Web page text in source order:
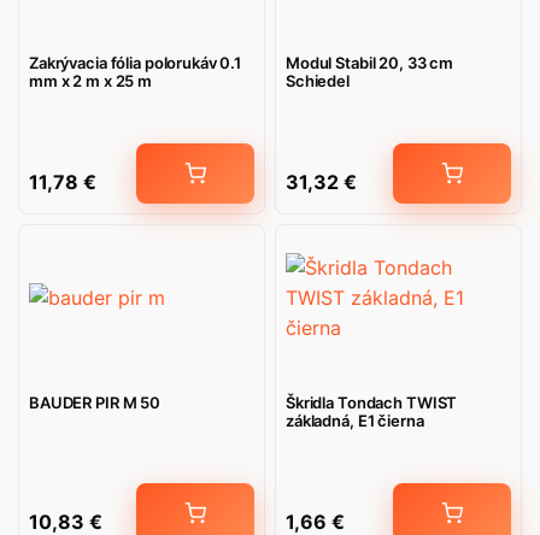
Zakrývacia fólia polorukáv 0.1
mm x 2 m x 25 m
11,78 €
Modul Stabil 20, 33 cm
Schiedel
31,32 €
BAUDER PIR M 50
10,83 €
Škridla Tondach TWIST
základná, E1 čierna
1,66 €